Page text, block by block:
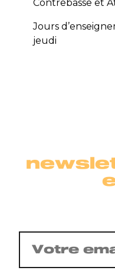
Contrebasse et
Jours
jeudi
mail(Nécessaire)